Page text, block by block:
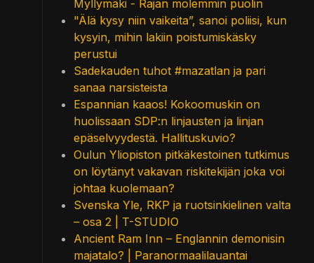
Myllymäki - Rajan molemmin puolin
"Älä kysy niin vaikeita”, sanoi poliisi, kun
kysyin, mihin lakiin poistumiskäsky
perustui
Sadekauden tuhot #mazatlan ja pari
sanaa narsisteista
Espannian kaaos! Kokoomuskin on
huolissaan SDP:n linjausten ja linjan
epäselvyydestä. Hallituskuvio?
Oulun Yliopiston pitkäkestoinen tutkimus
on löytänyt vakavan riskitekijän joka voi
johtaa kuolemaan?
Svenska Yle, RKP ja ruotsinkielinen valta
– osa 2 | T-STUDIO
Ancient Ram Inn – Englannin demonisin
majatalo? | Paranormaalilauantai